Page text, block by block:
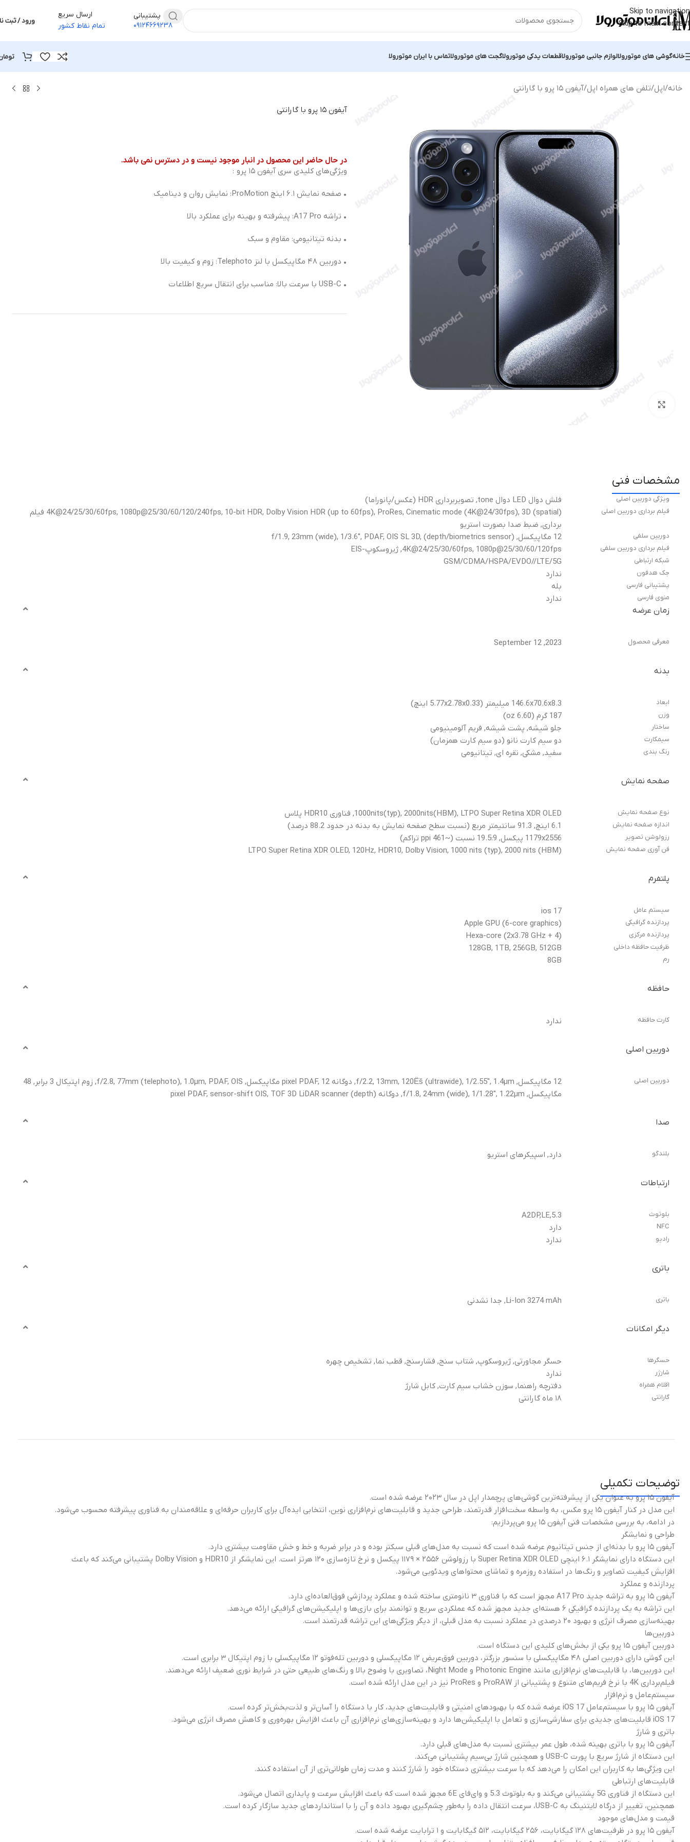
Skip to navigation
Skip to main content
پشتیبانی
۰۹۱۲۴۶۶۹۲۳۸
ارسال سریع
تمام نقاط کشور
ورود / ثبت
خانهگوشی های موتورولالوازم جانبی موتورولاقطعات یدکی موتورولاگجت های موتورولاتماس با ایران موتورولا
خانه اپل تلفن های همراه اپل آیفون ۱۵ پرو با گارانتی
آیفون ۱۵ پرو با گارانتی
در حال حاضر این محصول در انبار موجود نیست و در دسترس نمی باشد.
ویژگی‌های کلیدی سری آیفون ۱۵ پرو :
• صفحه نمایش ۶.۱ اینچ ProMotion: نمایش روان و دینامیک
• تراشه A17 Pro: پیشرفته و بهینه برای عملکرد بالا
• بدنه تیتانیومی: مقاوم و سبک
• دوربین ۴۸ مگاپیکسل با لنز Telephoto: زوم و کیفیت بالا
• USB-C با سرعت بالا: مناسب برای انتقال سریع اطلاعات
مشخصات فنی
ویژگی دوربین اصلی فلش دوال LED دوال tone, تصویربرداری HDR (عکس/پانوراما)
فیلم برداری دوربین اصلی
4K@24/25/30/60fps, 1080p@25/30/60/120/240fps, 10-bit HDR, Dolby Vision HDR (up to 60fps), ProRes, Cinematic mode (4K@24/30fps), 3D (spatial) فیلم
برداری, ضبط صدا بصورت استریو
دوربین سلفی 12 مگاپیکسل, f/1.9, 23mm (wide), 1/3.6", PDAF, OIS SL 3D, (depth/biometrics sensor)
فیلم برداری دوربین سلفی 4K@24/25/30/60fps, 1080p@25/30/60/120fps, ژیروسکوپ-EIS
شبکه ارتباطی GSM/CDMA/HSPA/EVDO//LTE/5G
جک هدفون ندارد
پشتیبانی فارسی بله
منوی فارسی
ندارد
زمان عرضه
معرفی محصول 2023, September 12
بدنه
ابعاد 146.6x70.6x8.3 میلیمتر (5.77x2.78x0.33 اینچ)
وزن 187 گرم (6.60 oz)
ساختار جلو شیشه, پشت شیشه, فریم آلومینیومی
سیمکارت دو سیم کارت نانو (دو سیم کارت همزمان)
رنگ بندی سفید, مشکی, نقره ای, تیتانیومی
صفحه نمایش
نوع صفحه نمایش 1000nits(typ), 2000nits(HBM), LTPO Super Retina XDR OLED, فناوری HDR10 پلاس
اندازه صفحه نمایش 6.1 اینچ, 91.3 سانتیمتر مربع (نسبت سطح صفحه نمایش به بدنه در حدود 88.2 درصد)
رزولوشن تصویر 1179x2556 پیکسل, 19.5:9 نسبت (~461 ppi تراکم)
فن آوری صفحه نمایش LTPO Super Retina XDR OLED, 120Hz, HDR10, Dolby Vision, 1000 nits (typ), 2000 nits (HBM)
پلتفرم
سیستم عامل ios 17
پردازنده گرافیکی Apple GPU (6-core graphics)
پردازنده مرکزی Hexa-core (2x3.78 GHz + 4)
ظرفیت حافظه داخلی 128GB, 1TB, 256GB, 512GB
رم 8GB
حافظه
کارت حافظه ندارد
دوربین اصلی
دوربین اصلی
12 مگاپیکسل, f/2.2, 13mm, 120Ëš (ultrawide), 1/2.55", 1.4µm, دوگانه pixel PDAF, 12 مگاپیکسل, f/2.8, 77mm (telephoto), 1.0µm, PDAF, OIS, زوم اپتیکال 3 برابر, 48
مگاپیکسل, f/1.8, 24mm (wide), 1/1.28", 1.22µm, دوگانه pixel PDAF, sensor-shift OIS, TOF 3D LiDAR scanner (depth)
صدا
بلندگو دارد, اسپیکرهای استریو
ارتباطات
بلوتوث 5.3,A2DP,LE
NFC دارد
رادیو ندارد
باتری
باتری Li-Ion 3274 mAh, جدا نشدنی
دیگر امکانات
حسگرها حسگر مجاورتی, ژیروسکوپ, شتاب سنج, فشارسنج, قطب نما, تشخیص چهره
شارژر ندارد
اقلام همراه دفترچه راهنما, سوزن خشاب سیم کارت, کابل شارژ
گارانتی ۱۸ ماه گارانتی
توضیحات تکمیلی
آیفون ۱۵ پرو به عنوان یکی از پیشرفته‌ترین گوشی‌های پرچمدار اپل در سال ۲۰۲۳ عرضه شده است.
این مدل در کنار آیفون ۱۵ پرو مکس، به واسطه سخت‌افزار قدرتمند، طراحی جدید و قابلیت‌های نرم‌افزاری نوین، انتخابی ایده‌آل برای کاربران حرفه‌ای و علاقه‌مندان به فناوری پیشرفته محسوب می‌شود.
در ادامه، به بررسی مشخصات فنی آیفون ۱۵ پرو می‌پردازیم:
طراحی و نمایشگر
آیفون ۱۵ پرو با بدنه‌ای از جنس تیتانیوم عرضه شده است که نسبت به مدل‌های قبلی سبکتر بوده و در برابر ضربه و خط و خش مقاومت بیشتری دارد.
این دستگاه دارای نمایشگر ۶.۱ اینچی Super Retina XDR OLED با رزولوشن ۲۵۵۶ × ۱۱۷۹ پیکسل و نرخ تازه‌سازی ۱۲۰ هرتز است. این نمایشگر از HDR10 و Dolby Vision پشتیبانی می‌کند که باعث
افزایش کیفیت تصاویر و رنگ‌ها در استفاده روزمره و تماشای محتواهای ویدئویی می‌شود.
پردازنده و عملکرد
آیفون ۱۵ پرو به تراشه جدید A17 Pro مجهز است که با فناوری ۳ نانومتری ساخته شده و عملکرد پردازشی فوق‌العاده‌ای دارد.
این تراشه به یک پردازنده گرافیکی ۶ هسته‌ای جدید مجهز شده که عملکردی سریع و توانمند برای بازی‌ها و اپلیکیشن‌های گرافیکی ارائه می‌دهد.
بهینه‌سازی مصرف انرژی و بهبود ۲۰ درصدی در عملکرد نسبت به مدل قبلی، از دیگر ویژگی‌های این تراشه قدرتمند است.
دوربین‌ها
دوربین آیفون ۱۵ پرو یکی از بخش‌های کلیدی این دستگاه است.
این گوشی دارای دوربین اصلی ۴۸ مگاپیکسلی با سنسور بزرگتر، دوربین فوق‌عریض ۱۲ مگاپیکسلی و دوربین تله‌فوتو ۱۲ مگاپیکسلی با زوم اپتیکال ۳ برابری است.
این دوربین‌ها، با قابلیت‌های نرم‌افزاری مانند Photonic Engine و Night Mode، تصاویری با وضوح بالا و رنگ‌های طبیعی حتی در شرایط نوری ضعیف ارائه می‌دهند.
فیلم‌برداری 4K با نرخ فریم‌های متنوع و پشتیبانی از ProRAW و ProRes نیز در این مدل ارائه شده است.
سیستم‌عامل و نرم‌افزار
آیفون ۱۵ پرو با سیستم‌عامل iOS 17 عرضه شده که با بهبودهای امنیتی و قابلیت‌های جدید، کار با دستگاه را آسان‌تر و لذت‌بخش‌تر کرده است.
iOS 17 قابلیت‌های جدیدی برای سفارشی‌سازی و تعامل با اپلیکیشن‌ها دارد و بهینه‌سازی‌های نرم‌افزاری آن باعث افزایش بهره‌وری و کاهش مصرف انرژی می‌شود.
باتری و شارژ
آیفون ۱۵ پرو با باتری بهینه شده، طول عمر بیشتری نسبت به مدل‌های قبلی دارد.
این دستگاه از شارژ سریع با پورت USB-C و همچنین شارژ بی‌سیم پشتیبانی می‌کند.
این ویژگی‌ها به کاربران این امکان را می‌دهد که با سرعت بیشتری دستگاه خود را شارژ کنند و مدت زمان طولانی‌تری از آن استفاده کنند.
قابلیت‌های ارتباطی
این دستگاه از فناوری 5G پشتیبانی می‌کند و به بلوتوث 5.3 و وای‌فای 6E مجهز شده است که باعث افزایش سرعت و پایداری اتصال می‌شود.
همچنین، تغییر از درگاه لایتنینگ به USB-C، سرعت انتقال داده را به‌طور چشم‌گیری بهبود داده و آن را با استانداردهای جدید سازگار کرده است.
قیمت و مدل‌های موجود
آیفون ۱۵ پرو در ظرفیت‌های ۱۲۸ گیگابایت، ۲۵۶ گیگابایت، ۵۱۲ گیگابایت و ۱ ترابایت عرضه شده است.